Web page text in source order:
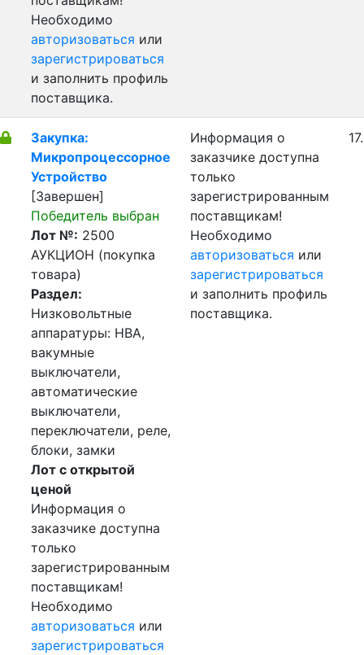
Необходимо
авторизоваться или
зарегистрироваться
и заполнить профиль
поставщика.
Закупка:
Микропроцессорное
Устройство
[Завершен]
Победитель выбран
Лот №: 2500
АУКЦИОН (покупка
товара)
Раздел:
Низковольтные
аппаратуры: НВА,
вакумные
выключатели,
автоматические
выключатели,
переключатели, реле,
блоки, замки
Лот с открытой
ценой
Информация о
заказчике доступна
только
зарегистрированным
поставщикам!
Необходимо
авторизоваться или
зарегистрироваться
Информация о
заказчике доступна
только
зарегистрированным
поставщикам!
Необходимо
авторизоваться или
зарегистрироваться
и заполнить профиль
поставщика.